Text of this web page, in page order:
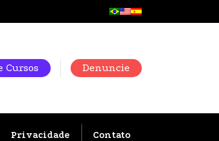
Cursos Denuncie
Privacidade Contato